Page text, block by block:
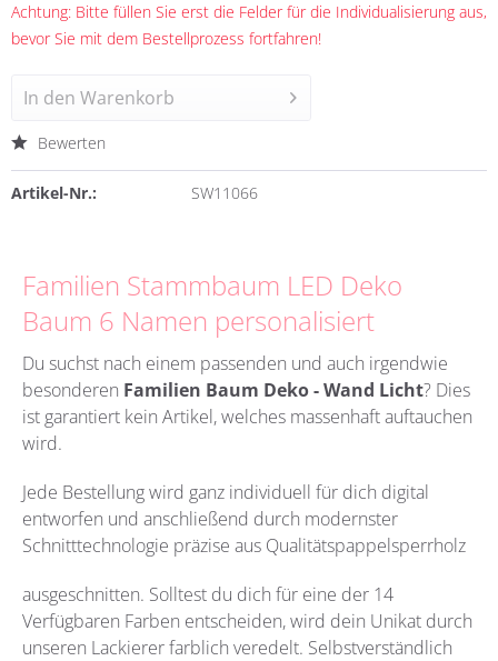
Achtung: Bitte füllen Sie erst die Felder für die Individualisierung aus,
bevor Sie mit dem Bestellprozess fortfahren!
In den Warenkorb
Bewerten
Artikel-Nr.: SW11066
Familien Stammbaum LED Deko
Baum 6 Namen personalisiert
Du suchst nach einem passenden und auch irgendwie
besonderen Familien Baum Deko - Wand Licht? Dies
ist garantiert kein Artikel, welches massenhaft auftauchen
wird.
Jede Bestellung wird ganz individuell für dich digital
entworfen und anschließend durch modernster
Schnitttechnologie präzise aus Qualitätspappelsperrholz
ausgeschnitten. Solltest du dich für eine der 14
Verfügbaren Farben entscheiden, wird dein Unikat durch
unseren Lackierer farblich veredelt. Selbstverständlich